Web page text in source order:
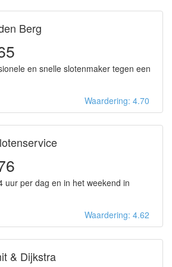
Berg
en snelle slotenmaker tegen een
Waardering: 4.70
uur per dag en in het weekend in
Waardering: 4.62
& Dijkstra